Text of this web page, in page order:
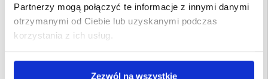
Partnerzy mogą połączyć te informacje z innymi danymi
otrzymanymi od Ciebie lub uzyskanymi podczas
korzystania z ich usług.
Zezwól na wszystkie
Nadaje się do użytku z bliskiej odległości, z ogniskową 3-10 cm. Nie nadaje się
do monitorowania.
Po zainstalowaniu oprogramowania należy podłączyć telefon i można z niego
korzystać.
audio. Przechwycone zdjęcia i filmy można przeglądać bezpośrednio w albumie